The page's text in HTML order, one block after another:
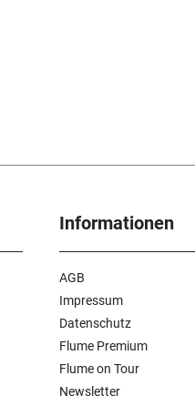
Informationen
AGB
Impressum
Datenschutz
Flume Premium
Flume on Tour
Newsletter